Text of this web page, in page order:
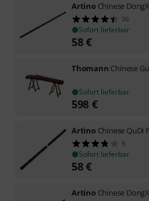
Artino Chinese
30
Sofort lieferbar
58€
Thomann Chinese
Sofort lieferbar
598 €
Artino Chinese QuDi
9
Sofort lieferbar
58€
Artino Chinese